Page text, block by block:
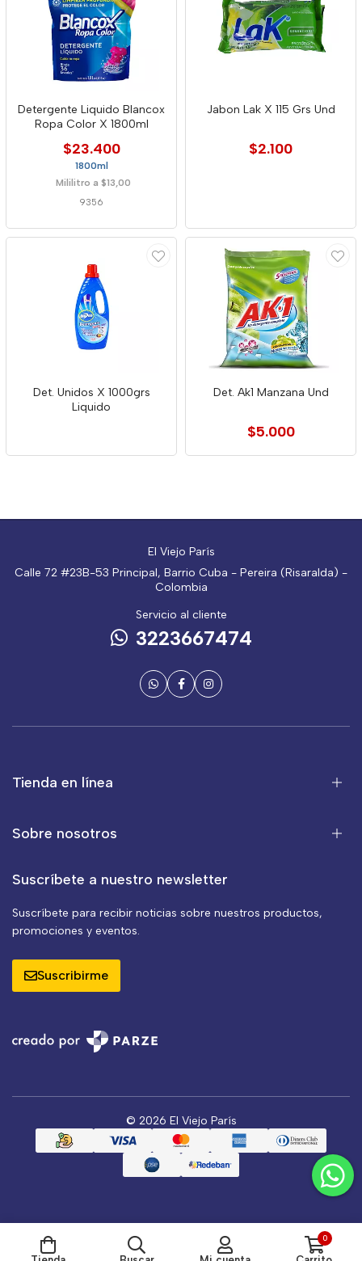
Detergente Liquido Blancox
Ropa Color X 1800ml
$23.400
1800ml
Mililitro a $13,00
9356
Jabon Lak X 115 Grs Und
$2.100
Det. Unidos X 1000grs
Liquido
Det. Ak1 Manzana Und
$5.000
El Viejo París
Calle 72 #23B-53 Principal, Barrio Cuba - Pereira (Risaralda) -
Colombia
Servicio al cliente
3223667474
Tienda en línea
Sobre nosotros
Suscríbete a nuestro newsletter
Suscríbete para recibir noticias sobre nuestros productos,
promociones y eventos.
Suscribirme
© 2026 El Viejo París
0